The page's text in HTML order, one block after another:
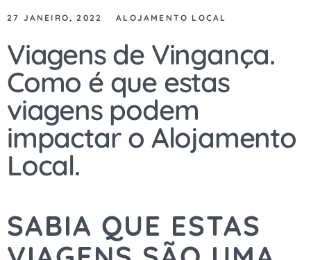
27 JANEIRO, 2022 ALOJAMENTO LOCAL
Viagens de Vingança.
Como é que estas
viagens podem
impactar o Alojamento
Local.
SABIA QUE ESTAS